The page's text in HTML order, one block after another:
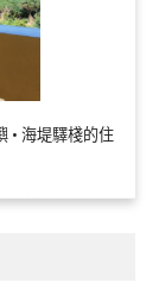
• 海堤驛棧的住